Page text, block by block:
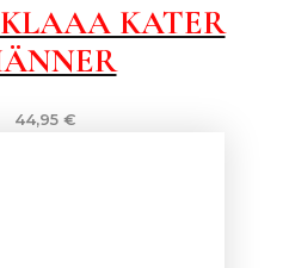
KATER
44,95 €